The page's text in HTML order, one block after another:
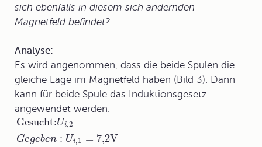
sich ebenfalls in diesem sich ändernden
Magnetfeld befindet?
Analyse:
Es wird angenommen, dass die beide Spulen die
gleiche Lage im Magnetfeld haben (Bild 3). Dann
kann für beide Spule das Induktionsgesetz
angewendet werden.
Gesucht:Ui,2
Gegeben : Ui,1 = 7,2V